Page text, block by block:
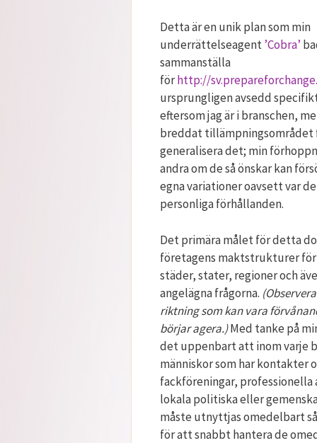
Detta är en unik plan som min
underrättelseagent’Cobra’
sammanställa
förhttp://
ursprungligen avsedd
eftersom jag är i branschen,
breddat tillämpningsområdet
generalisera det; min
andra om de så önskar kan
egna variationer oavsett var
personliga förhållanden.
Det primära målet för detta
företagens maktstrukturer
städer, stater, regioner och
angelägna frågorna.
riktning som kan vara
börjar agera.)Med tanke på
det uppenbart att inom varje
människor som har kontakter
fackföreningar, professionella
lokala politiska eller
måste utnyttjas omedelbart
för att snabbt hantera de